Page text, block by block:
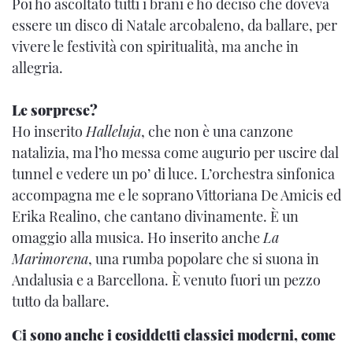
Poi ho ascoltato tutti i brani e ho deciso che doveva
essere un disco di Natale arcobaleno, da ballare, per
vivere le festività con spiritualità, ma anche in
allegria.
Le sorprese?
Ho inseritoHalleluja, che non è una canzone
natalizia, ma l’ho messa come augurio per uscire dal
tunnel e vedere un po’ di luce. L’orchestra sinfonica
accompagna me e le soprano Vittoriana De Amicis ed
Erika Realino, che cantano divinamente. È un
omaggio alla musica. Ho inserito ancheLa
Marimorena, una rumba popolare che si suona in
Andalusia e a Barcellona. È venuto fuori un pezzo
tutto da ballare.
Ci sono anche i cosiddetti classici moderni, come